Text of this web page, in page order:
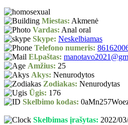
Miestas: Akmenė
Vardas: Anal oral
Skype: Neskelbiamas
Telefono numeris:
El.paštas:
Amžius: 25
Akys: Nenurodytos
Zodiakas: Nenurodytas
Ūgis: 176
Skelbimo kodas:
Skelbimas įrašytas: 2022/